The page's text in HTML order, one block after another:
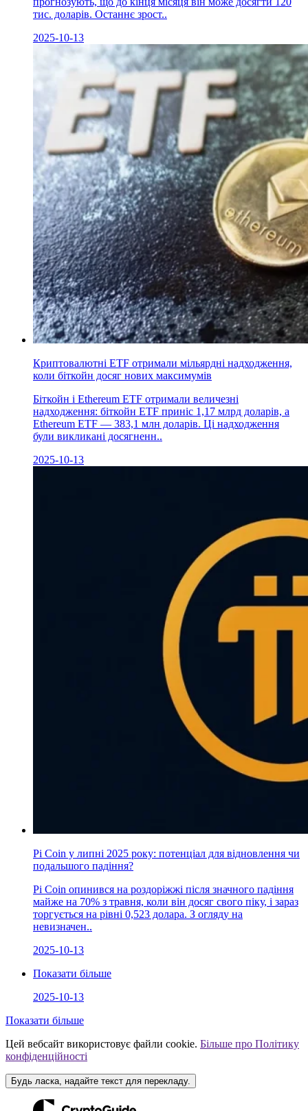
тис. доларів. Останнє зрост..
2025-10-13
Криптовалютні ETF отримали мільярдні надходження,
коли біткойн досяг нових максимумів
Біткойн і Ethereum ETF отримали величезні
надходження: біткойн ETF приніс 1,17 млрд доларів, а
Ethereum ETF — 383,1 млн доларів. Ці надходження
були викликані досягненн..
2025-10-13
Pi Coin у липні 2025 року: потенціал для відновлення чи
подальшого падіння?
Pi Coin опинився на роздоріжжі після значного падіння
майже на 70% з травня, коли він досяг свого піку, і зараз
торгується на рівні 0,523 долара. З огляду на
невизначен..
2025-10-13
Показати більше
2025-10-13
Показати більше
Цей вебсайт використовує файли cookie. Більше про Політику
конфіденційності
Будь ласка, надайте текст для перекладу.